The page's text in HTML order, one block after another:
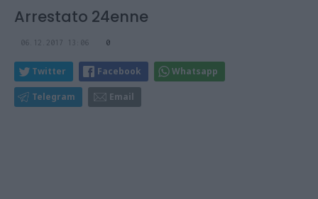
Arrestato 24enne
06.12.2017 13:06 0
Twitter Facebook Whatsapp
Telegram Email